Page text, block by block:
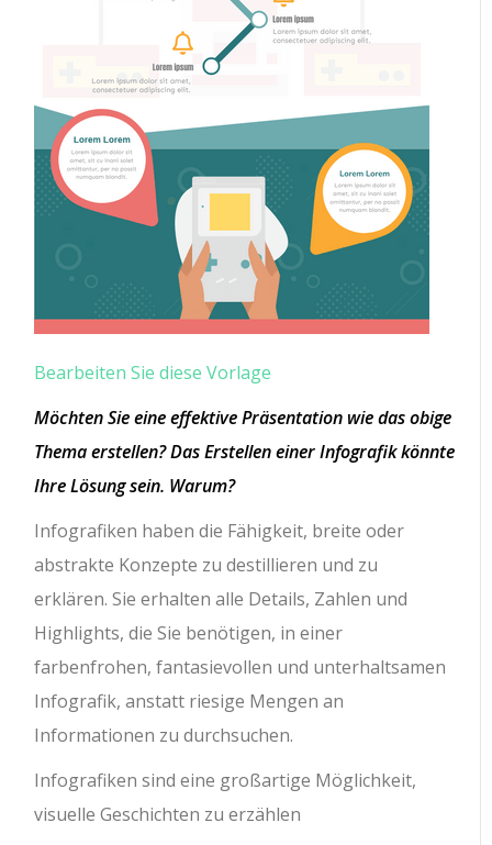
Bearbeiten Sie diese Vorlage
Möchten Sie eine effektive Präsentation wie das obige
Thema erstellen? Das Erstellen einer Infografik könnte
Ihre Lösung sein. Warum?
Infografiken haben die Fähigkeit, breite oder
abstrakte Konzepte zu destillieren und zu
erklären. Sie erhalten alle Details, Zahlen und
Highlights, die Sie benötigen, in einer
farbenfrohen, fantasievollen und unterhaltsamen
Infografik, anstatt riesige Mengen an
Informationen zu durchsuchen.
Infografiken sind eine großartige Möglichkeit,
visuelle Geschichten zu erzählen